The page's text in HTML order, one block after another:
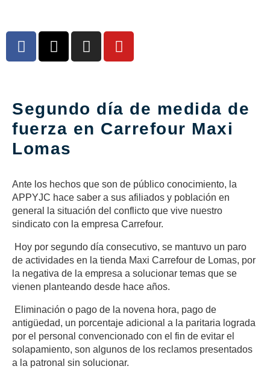
Segundo día de medida de
fuerza en Carrefour Maxi
Lomas
Ante los hechos que son de público conocimiento, la
APPYJC hace saber a sus afiliados y población en
general la situación del conflicto que vive nuestro
sindicato con la empresa Carrefour.
Hoy por segundo día consecutivo, se mantuvo un paro
de actividades en la tienda Maxi Carrefour de Lomas, por
la negativa de la empresa a solucionar temas que se
vienen planteando desde hace años.
Eliminación o pago de la novena hora, pago de
antigüedad, un porcentaje adicional a la paritaria lograda
por el personal convencionado con el fin de evitar el
solapamiento, son algunos de los reclamos presentados
a la patronal sin solucionar.